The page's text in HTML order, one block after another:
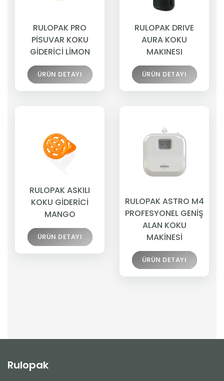
RULOPAK PRO
PİSUVAR KOKU
GİDERİCİ LİMON
ÜRÜN DETAYI
RULOPAK DRIVE
AURA KOKU
MAKINESI
ÜRÜN DETAYI
RULOPAK ASKILI
KOKU GİDERİCİ
MANGO
ÜRÜN DETAYI
RULOPAK ASTRO M4
PROFESYONEL GENİŞ
ALAN KOKU
MAKİNESİ
ÜRÜN DETAYI
Rulopak